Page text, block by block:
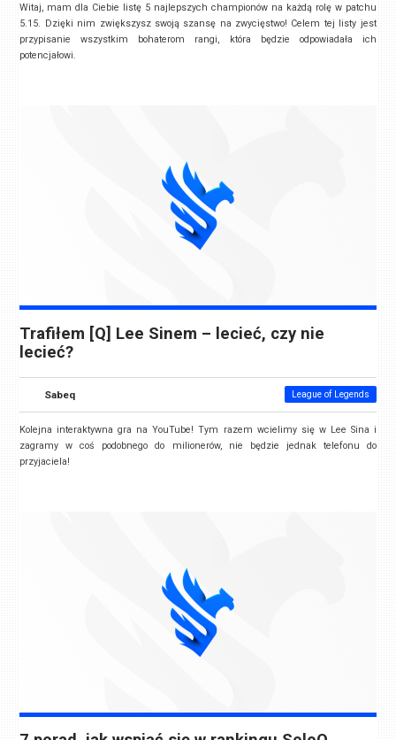
Witaj, mam dla Ciebie listę 5 najlepszych championów na każdą rolę w patchu
5.15. Dzięki nim zwiększysz swoją szansę na zwycięstwo! Celem tej listy jest
przypisanie wszystkim bohaterom rangi, która będzie odpowiadała ich
potencjałowi.
Trafiłem [Q] Lee Sinem – lecieć, czy nie
lecieć?
Sabeq League of Legends
Kolejna interaktywna gra na YouTube! Tym razem wcielimy się w Lee Sina i
zagramy w coś podobnego do milionerów, nie będzie jednak telefonu do
przyjaciela!